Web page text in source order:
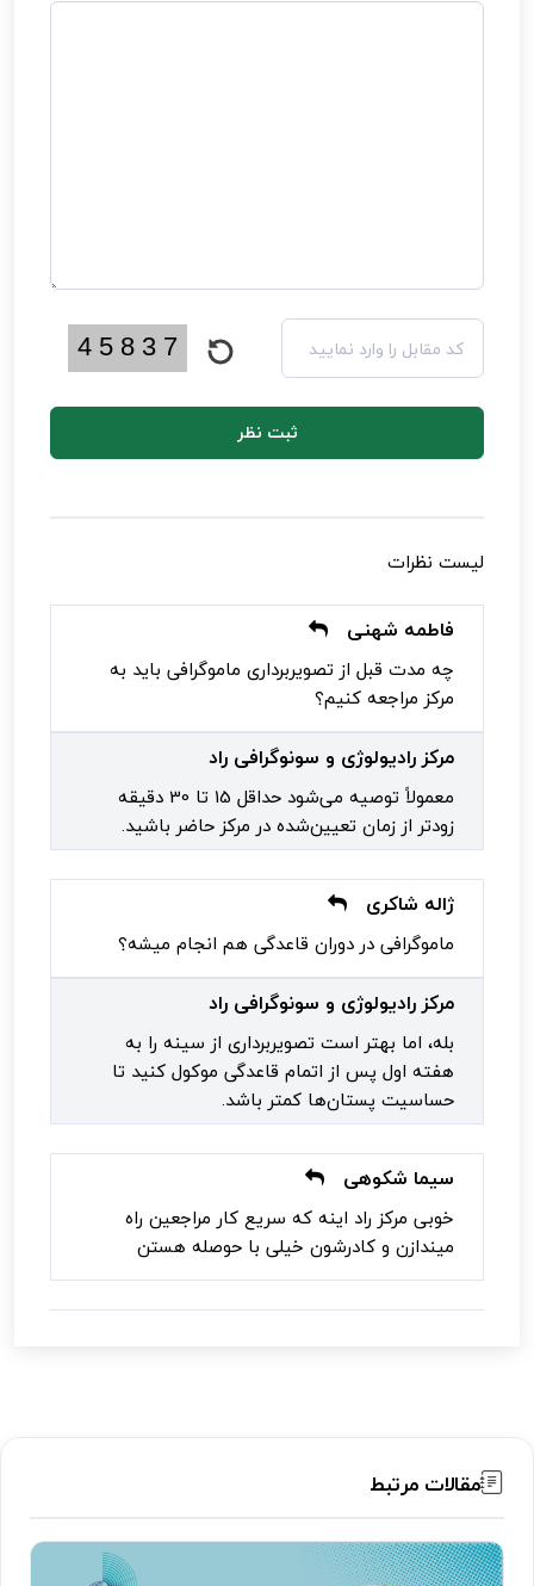
ثبت نظر
لیست نظرات
فاطمه شهنی
چه مدت قبل از تصویربرداری ماموگرافی باید به
مرکز مراجعه کنیم؟
مرکز رادیولوژی و سونوگرافی راد
معمولاً توصیه می‌شود حداقل 15 تا 30 دقیقه
زودتر از زمان تعیین‌شده در مرکز حاضر باشید.
ژاله شاکری
ماموگرافی در دوران قاعدگی هم انجام میشه؟
مرکز رادیولوژی و سونوگرافی راد
بله، اما بهتر است تصویربرداری از سینه را به
هفته اول پس از اتمام قاعدگی موکول کنید تا
حساسیت پستان‌ها کمتر باشد.
سیما شکوهی
خوبی مرکز راد اینه که سریع کار مراجعین راه
میندازن و کادرشون خیلی با حوصله هستن
مقالات مرتبط